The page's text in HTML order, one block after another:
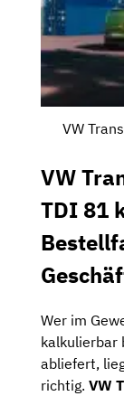
VW
VW
TDI 81
Wer im
kalkulierbar
abliefert,
richtig. VW